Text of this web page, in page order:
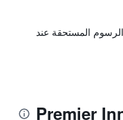
المستحقة عند